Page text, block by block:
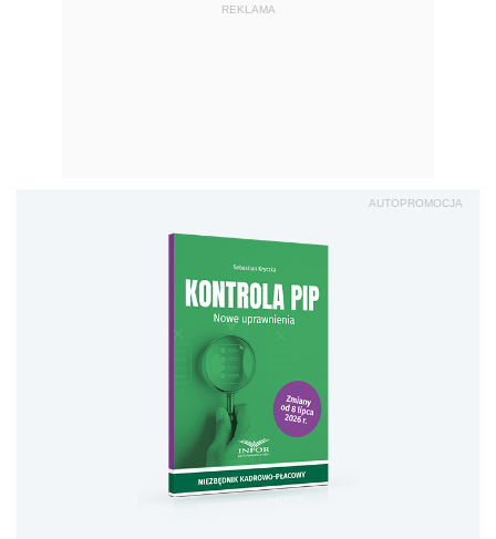
REKLAMA
AUTOPROMOCJA